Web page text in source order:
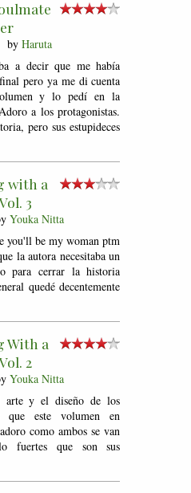
by Haruta
a decir que me había
pero ya me di cuenta
y lo pedí en la
a los protagonistas.
pero sus estupideces
with a
3
Youka Nitta
you'll be my woman ptm
la autora necesitaba un
para cerrar la historia
quedé decentemente
With a
2
Youka Nitta
arte y el diseño de los
que este volumen en
como ambos se van
fuertes que son sus